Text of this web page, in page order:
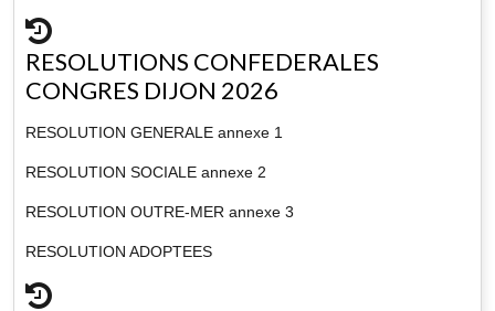
RESOLUTIONS CONFEDERALES
CONGRES DIJON 2026
RESOLUTION GENERALE annexe 1
RESOLUTION SOCIALE annexe 2
RESOLUTION OUTRE-MER annexe 3
RESOLUTION ADOPTEES